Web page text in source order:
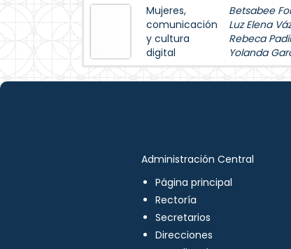
Mujeres,
comunicación
y cultura
digital
Betsabee
Luz Elena
Rebeca
Yolanda
Administración Central
Página principal
Rectoría
Secretarios
Direcciones